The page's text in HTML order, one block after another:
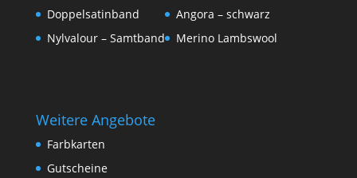
Doppelsatinband
Nylvalour – Samtband
Angora – schwarz
Merino Lambswool
Weitere Angebote
Farbkarten
Gutscheine